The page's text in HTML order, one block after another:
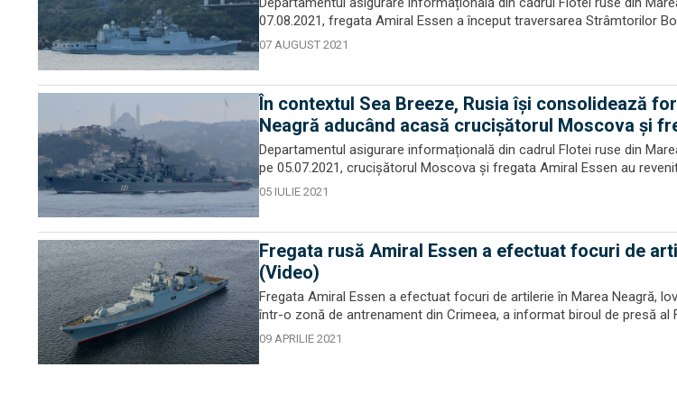
07.08.2021, fregata Amiral Essen a început traversarea Strâmtorilor
07 AUGUST 2021
În contextul Sea Breeze, Rusia își consolidează
Neagră aducând acasă crucișătorul Moscova și
Departamentul asigurare informațională din cadrul Flotei ruse din
pe 05.07.2021, crucișătorul Moscova și fregata Amiral Essen au
05 IULIE 2021
Fregata rusă Amiral Essen a efectuat focuri de
(Video)
Fregata Amiral Essen a efectuat focuri de artilerie în Marea Neagră,
într-o zonă de antrenament din Crimeea, a informat biroul de presă al
09 APRILIE 2021